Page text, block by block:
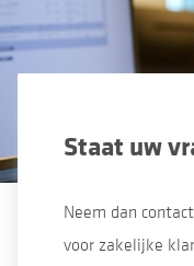
Staat uw
Neem dan
voor zakelijke